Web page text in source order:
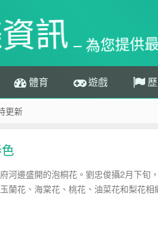
訊– 為您提供
體育 遊戲 歷
更新
河邊盛開的泡桐花。劉忠俊攝2月下旬
蘭花、海棠花、桃花、油菜花和梨花相